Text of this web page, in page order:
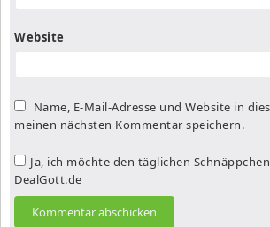
Website
Name, E-Mail-Adresse und Website in
meinen nächsten Kommentar speichern.
Ja, ich möchte den täglichen
DealGott.de